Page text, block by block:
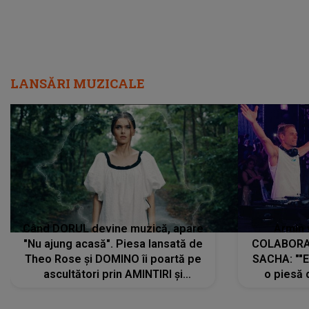
LANSĂRI MUZICALE
Când DORUL devine muzică, apare
"Nu ajung acasă". Piesa lansată de
Theo Rose și DOMINO îi poartă pe
ascultători prin AMINTIRI și
SACHA:
o piesă